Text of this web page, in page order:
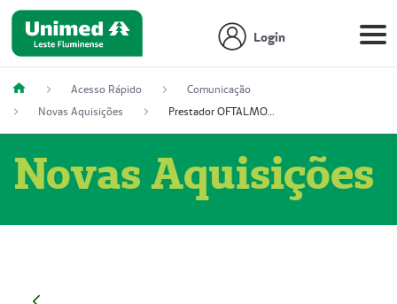
Login
Acesso Rápido
Comunicação
Novas Aquisições
Prestador OFTALMOCLÍNICA SÃO GONÇALO (55004164-2)
Novas Aquisições